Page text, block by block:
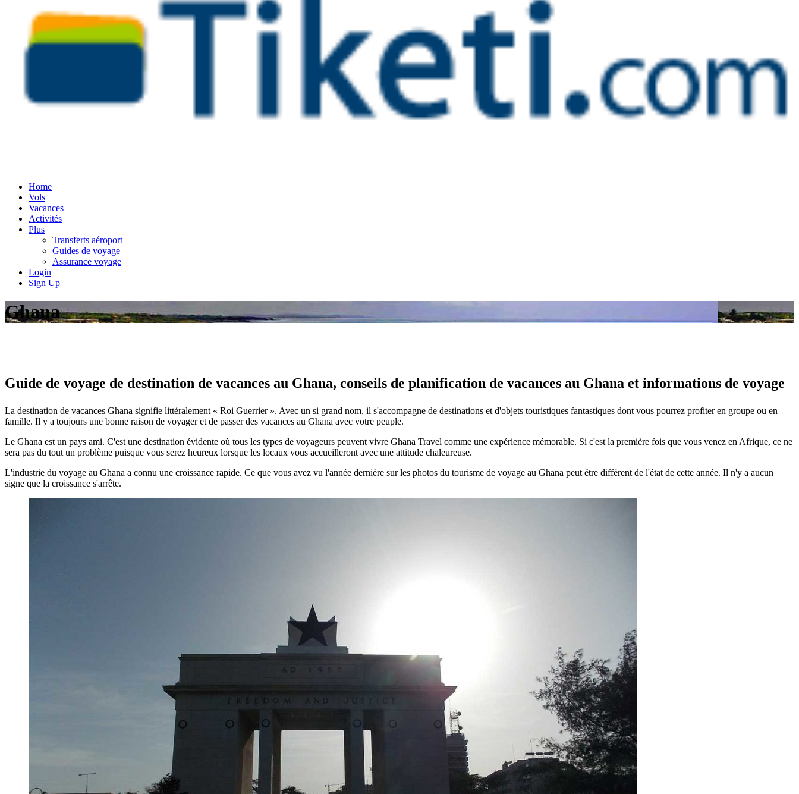
Home
Vols
Vacances
Activités
Plus
Transferts aéroport
Guides de voyage
Assurance voyage
Login
Sign Up
Ghana
Guide de voyage de destination de vacances au Ghana, conseils de planification de vacances au Ghana et informations de voyage
La destination de vacances Ghana signifie littéralement « Roi Guerrier ». Avec un si grand nom, il s'accompagne de destinations et d'objets touristiques fantastiques dont vous pourrez profiter en groupe ou en
famille. Il y a toujours une bonne raison de voyager et de passer des vacances au Ghana avec votre peuple.
Le Ghana est un pays ami. C'est une destination évidente où tous les types de voyageurs peuvent vivre Ghana Travel comme une expérience mémorable. Si c'est la première fois que vous venez en Afrique, ce ne
sera pas du tout un problème puisque vous serez heureux lorsque les locaux vous accueilleront avec une attitude chaleureuse.
L'industrie du voyage au Ghana a connu une croissance rapide. Ce que vous avez vu l'année dernière sur les photos du tourisme de voyage au Ghana peut être différent de l'état de cette année. Il n'y a aucun
signe que la croissance s'arrête.